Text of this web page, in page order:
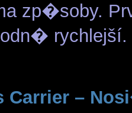
zp�soby.
Carrier –